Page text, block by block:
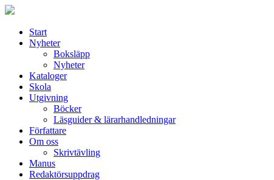
Start
Nyheter
Boksläpp
Nyheter
Kataloger
Skola
Utgivning
Böcker
Läsguider & lärarhandledningar
Författare
Om oss
Skrivtävling
Manus
Redaktörsuppdrag